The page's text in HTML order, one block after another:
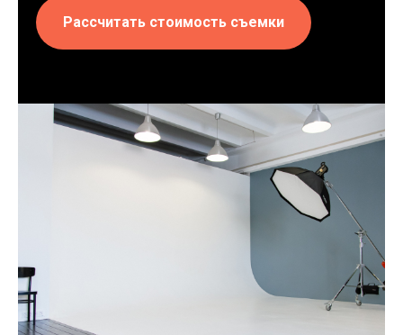
Рассчитать стоимость съемки